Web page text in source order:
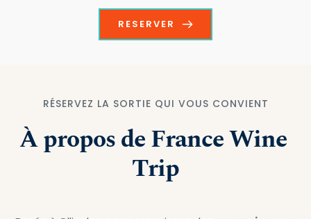
RESERVER
RÉSERVEZ LA SORTIE QUI VOUS CONVIENT
À propos de France Wine
Trip